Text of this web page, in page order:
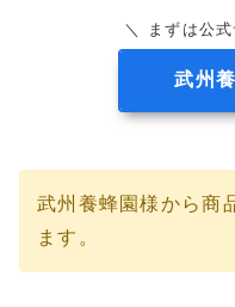
＼ まずは公
武州
武州養蜂園様から商
ます。